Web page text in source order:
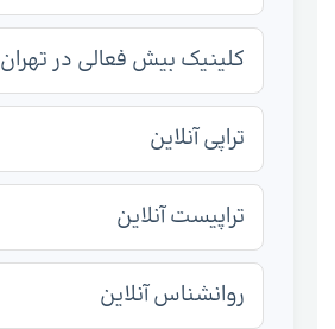
کلینیک بیش فعالی در تهران
تراپی آنلاین
تراپیست آنلاین
روانشناس آنلاین